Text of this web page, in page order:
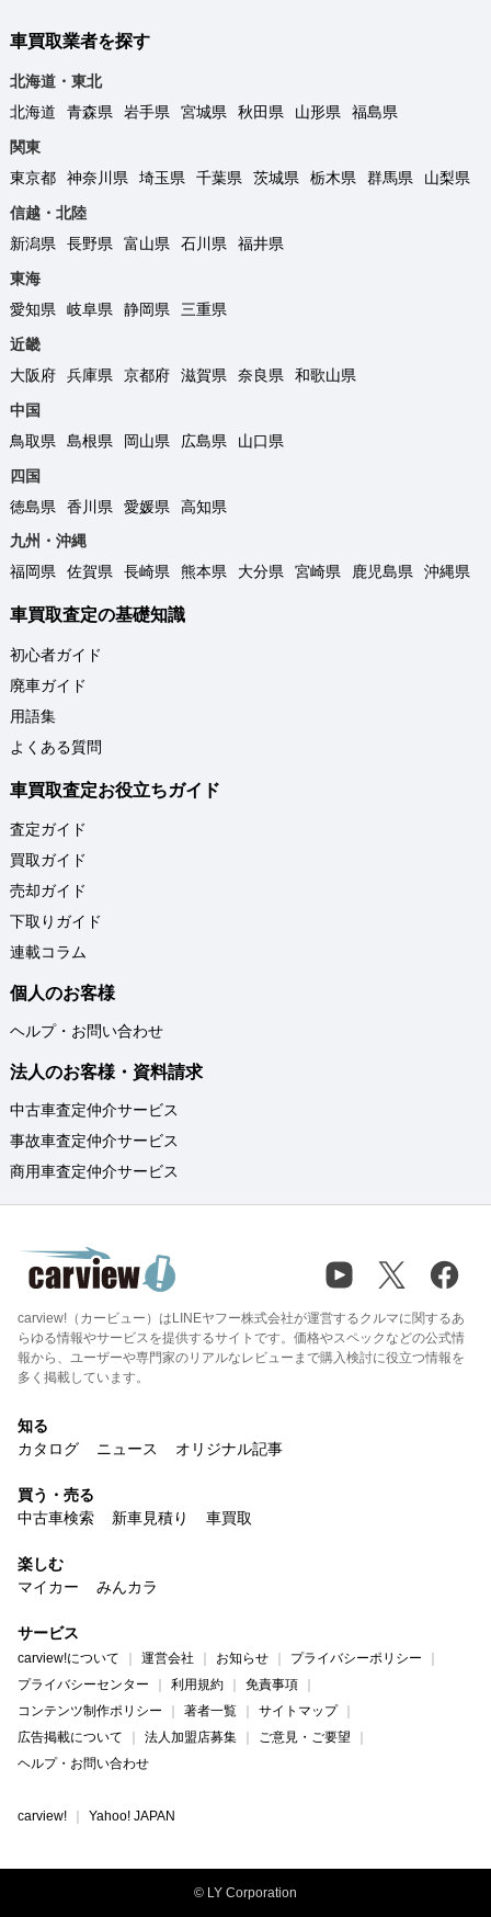
車買取業者を探す
北海道・東北
北海道
青森県 岩手県 宮城県 秋田県 山形県
福島県
関東
東京都
神奈川県 埼玉県 千葉県 茨城県 栃木県 群馬県
山梨県
信越・北陸
新潟県
長野県 富山県 石川県
福井県
東海
愛知県
岐阜県 静岡県
三重県
近畿
大阪府
兵庫県 京都府 滋賀県 奈良県
和歌山県
中国
鳥取県
島根県 岡山県 広島県
山口県
四国
徳島県
香川県 愛媛県
高知県
九州・沖縄
福岡県
佐賀県 長崎県 熊本県 大分県 宮崎県 鹿児島県 沖縄県
車買取査定の基礎知識
初心者ガイド
廃車ガイド
用語集
よくある質問
車買取査定お役立ちガイド
査定ガイド
買取ガイド
売却ガイド
下取りガイド
連載コラム
個人のお客様
ヘルプ・お問い合わせ
法人のお客様・資料請求
中古車査定仲介サービス
事故車査定仲介サービス
商用車査定仲介サービス
carview!（カービュー）はLINEヤフー株式会社が運営するクルマに関するあ
らゆる情報やサービスを提供するサイトです。価格やスペックなどの公式情
報から、ユーザーや専門家のリアルなレビューまで購入検討に役立つ情報を
多く掲載しています。
知る
カタログ
ニュース オリジナル記事
買う・売る
中古車検索
新車見積り 車買取
楽しむ
マイカー
みんカラ
サービス
carview!について 運営会社 お知らせ
プライバシーポリシー
プライバシーセンター
利用規約
免責事項
コンテンツ制作ポリシー
著者一覧
サイトマップ
広告掲載について
法人加盟店募集
ご意見・ご要望
ヘルプ・お問い合わせ
carview! Yahoo! JAPAN
© LY Corporation